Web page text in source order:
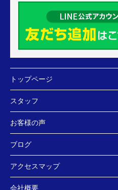
トップページ
スタッフ
お客様の声
ブログ
アクセスマップ
会社概要